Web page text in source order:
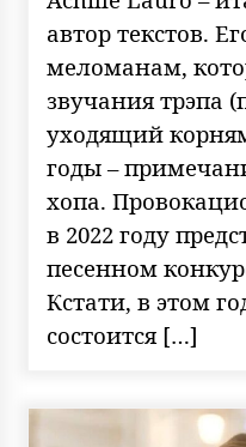
автор текстов.
меломанам,
звучания трэпа
уходящий
годы –
хопа.
в 2022 году
песенном
Кстати, в этом
состоится […]